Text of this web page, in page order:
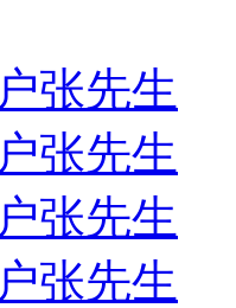
张先生
张先生
张先生
张先生